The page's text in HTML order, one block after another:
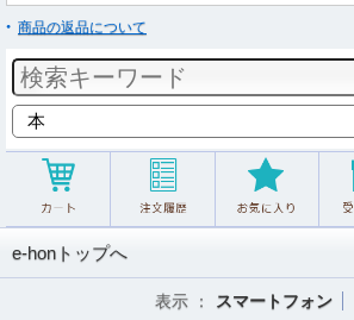
商品の返品について
e-honトップへ
表示 ： スマートフォン